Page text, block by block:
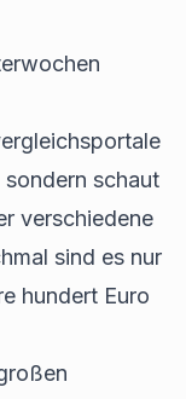
schaut
verschiedene
sind es nur
hundert Euro